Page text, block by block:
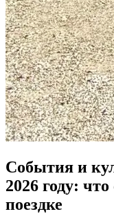
События и
2026 году:
поездке